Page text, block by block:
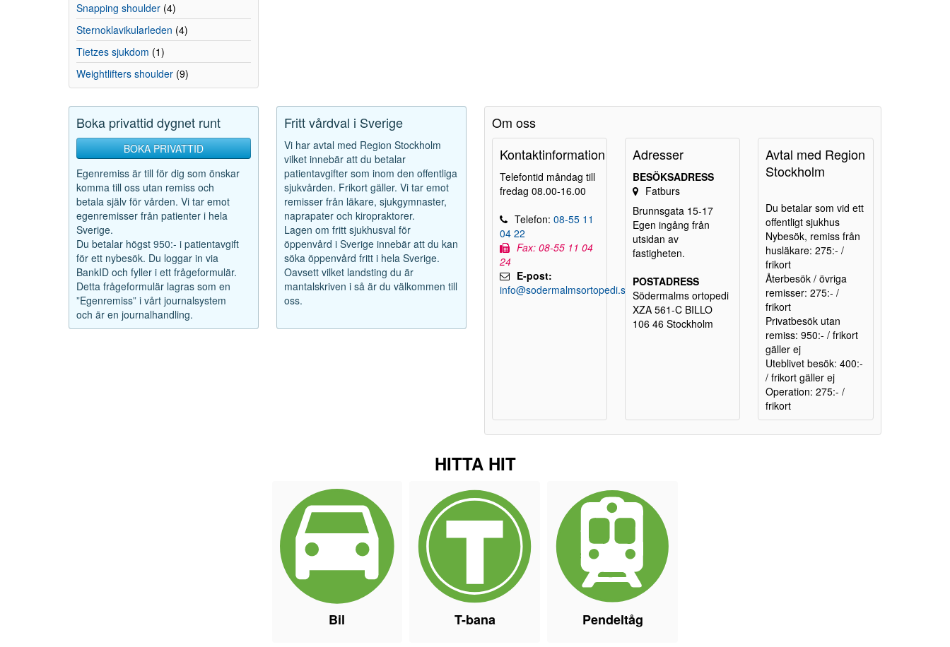
Snapping shoulder (4)
Sternoklavikularleden (4)
Tietzes sjukdom (1)
Weightlifters shoulder (9)
Boka privattid dygnet runt
BOKA PRIVATTID
Egenremiss är till för dig som önskar
komma till oss utan remiss och
betala själv för vården. Vi tar emot
egenremisser från patienter i hela
Sverige.
Du betalar högst 950:- i patientavgift
för ett nybesök. Du loggar in via
BankID och fyller i ett frågeformulär.
Detta frågeformulär lagras som en
”Egenremiss” i vårt journalsystem
och är en journalhandling.
Fritt vårdval i Sverige
Vi har avtal med Region Stockholm
vilket innebär att du betalar
patientavgifter som inom den offentliga
sjukvården. Frikort gäller. Vi tar emot
remisser från läkare, sjukgymnaster,
naprapater och kiropraktorer.
Lagen om fritt sjukhusval för
öppenvård i Sverige innebär att du kan
söka öppenvård fritt i hela Sverige.
Oavsett vilket landsting du är
mantalskriven i så är du välkommen till
oss.
Om oss
Kontaktinformation
Telefontid måndag till
fredag 08.00-16.00
Telefon: 08-55 11
04 22
Fax: 08-55 11 04
24
E-post:
info@sodermalmsortopedi.se
Adresser
BESÖKSADRESS
Fatburs
Brunnsgata 15-17
Egen ingång från
utsidan av
fastigheten.
POSTADRESS
Södermalms ortopedi
XZA 561-C BILLO
106 46 Stockholm
Avtal med Region
Stockholm
Du betalar som vid ett
offentligt sjukhus
Nybesök, remiss från
husläkare: 275:- /
frikort
Återbesök / övriga
remisser: 275:- /
frikort
Privatbesök utan
remiss: 950:- / frikort
gäller ej
Uteblivet besök: 400:-
/ frikort gäller ej
Operation: 275:- /
frikort
HITTA HIT
Bil T-bana Pendeltåg